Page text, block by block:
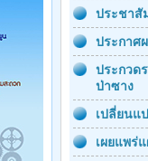
ประชาสั
ประกาศ
ประกวด
ป่าซาง
เปลี่ยนแ
เผยแพร่